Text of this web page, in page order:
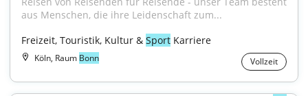
aus Menschen, die ihre Leidenschaft zum...
Freizeit, Touristik, Kultur & Sport Karriere
Köln, Raum Bonn Vollzeit